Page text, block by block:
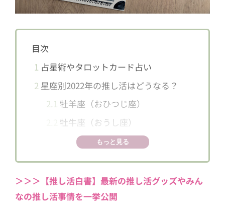
目次
1 占星術やタロットカード占い
2 星座別2022年の推し活はどうなる？
2.1 牡羊座（おひつじ座）
牡牛座（おうし座）
双子座（ふたご座）
2.4蟹座（かに座）
2.5獅子座（しし座）
2.6乙女座（おとめ座）
もっと見る
＞＞＞【推し活白書】最新の推し活グッズやみん
なの推し活事情を一挙公開